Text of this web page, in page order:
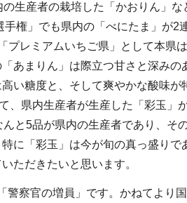
生産者の栽培した「かおりん」
権」でも県内の「べにたま」が2
レミアムいちご県」として本県
あまりん」は際立つ甘さと深み
い糖度と、そして爽やかな酸味
県内生産者が生産した「彩玉」
と5品が県内の生産者であり、そ
に「彩玉」は今が旬の真っ盛り
ただきたいと思います。
察官の増員」です。かねてより